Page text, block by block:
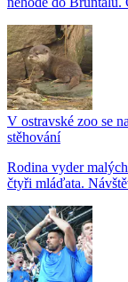
V ostravské zoo se
stěhování
Rodina vyder
čtyři mláďata.